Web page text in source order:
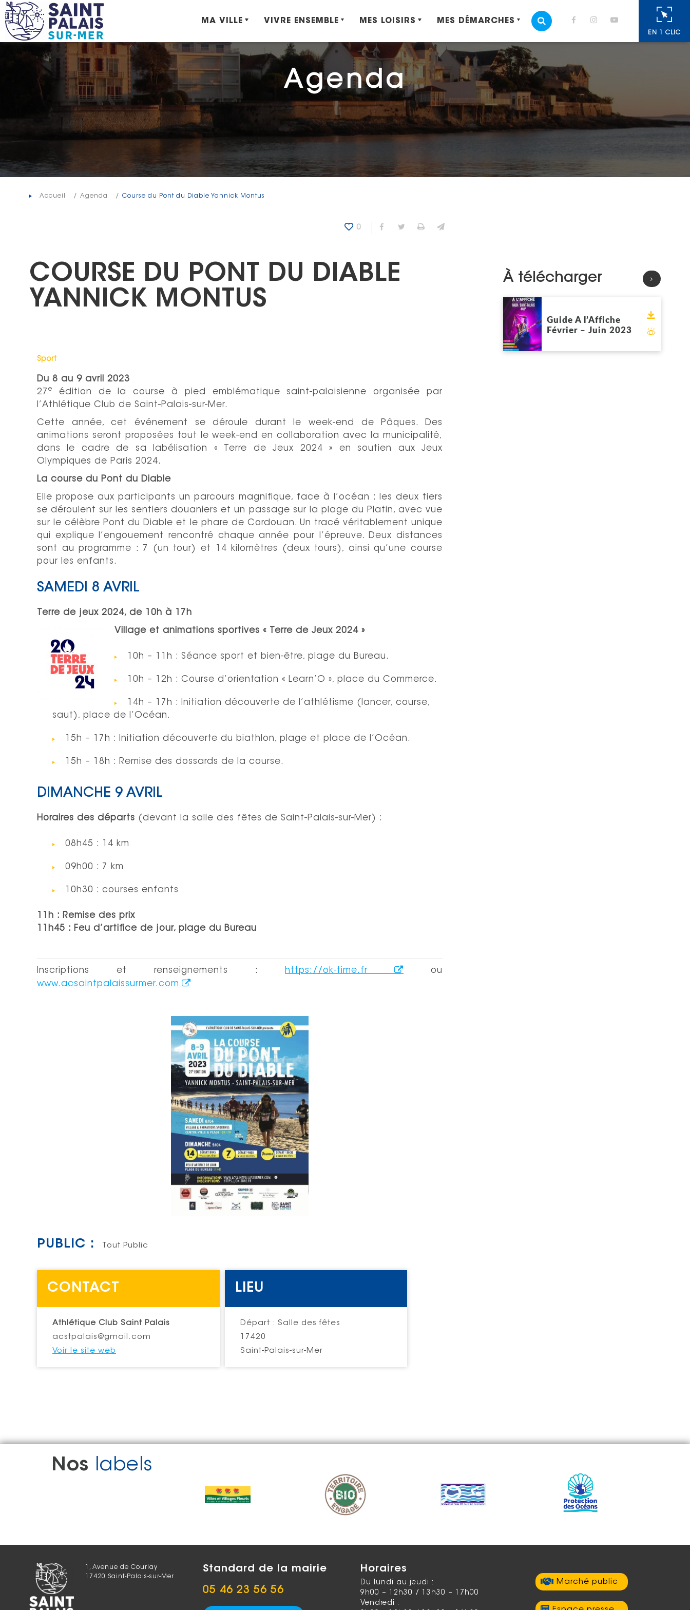
Panneau de gestion des cookies
EN 1 CLIC
MOTEUR DE RECHERCHE
MA VILLE VIVRE ENSEMBLE MES LOISIRS MES DÉMARCHES
Agenda
Accueil Agenda Course du Pont du Diable Yannick Montus
0 Partager sur Facebook
Partager sur Twitter
Imprimer
COURSE DU PONT DU DIABLE
YANNICK MONTUS
Catégorie : "
Sport
Du 8 au 9 avril 2023
27 e
édition de la course à pied emblématique saint-palaisienne organisée par
l’Athlétique Club de Saint-Palais-sur-Mer.
Cette année, cet événement se déroule durant le week-end de Pâques. Des
animations seront proposées tout le week-end en collaboration avec la municipalité,
dans le cadre de sa labélisation « Terre de Jeux 2024 » en soutien aux Jeux
Olympiques de Paris 2024.
La course du Pont du Diable
Elle propose aux participants un parcours magnifique, face à l’océan : les deux tiers
se déroulent sur les sentiers douaniers et un passage sur la plage du Platin, avec vue
sur le célèbre Pont du Diable et le phare de Cordouan. Un tracé véritablement unique
qui explique l’engouement rencontré chaque année pour l’épreuve. Deux distances
sont au programme : 7 (un tour) et 14 kilomètres (deux tours), ainsi qu’une course
pour les enfants.
SAMEDI 8 AVRIL
Terre de jeux 2024, de 10h à 17h
Village et animations sportives « Terre de Jeux 2024 »
10h – 11h : Séance sport et bien-être, plage du Bureau.
10h – 12h : Course d’orientation « Learn’O », place du Commerce.
14h – 17h : Initiation découverte de l’athlétisme (lancer, course,
saut), place de l’Océan.
15h – 17h : Initiation découverte du biathlon, plage et place de l’Océan.
15h – 18h : Remise des dossards de la course.
DIMANCHE 9 AVRIL
Horaires des départs (devant la salle des fêtes de Saint-Palais-sur-Mer) :
08h45 : 14 km
09h00 : 7 km
10h30 : courses enfants
11h : Remise des prix
11h45 : Feu d’artifice de jour, plage du Bureau
Inscriptions et renseignements : https://ok-time.fr
ou
www.acsaintpalaissurmer.com
PUBLIC : Tout Public
CONTACT
Athlétique Club Saint Palais
acstpalais@gmail.com
Voir le site web
LIEU
Départ : Salle des fêtes
17420
Saint-Palais-sur-Mer
À télécharger
Guide A l’Affiche
Février – Juin 2023
Voir
Feuilleter
Nos labels
1, Avenue de Courlay
17420 Saint-Palais-sur-Mer
Standard de la mairie
05 46 23 56 56
Horaires
Du lundi au jeudi :
9h00 – 12h30 / 13h30 – 17h00
Vendredi :
Marché public